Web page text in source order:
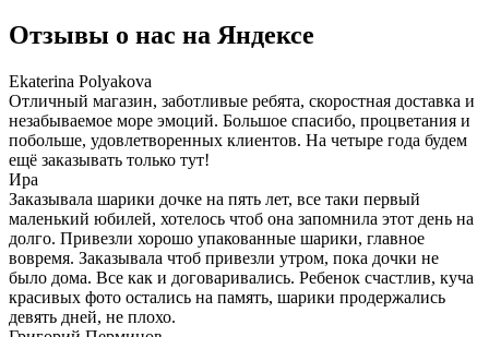
Отзывы о нас на Яндексе
Ekaterina Polyakova
Отличный магазин, заботливые ребята, скоростная доставка и
незабываемое море эмоций. Большое спасибо, процветания и
побольше, удовлетворенных клиентов. На четыре года будем
ещё заказывать только тут!
Ира
Заказывала шарики дочке на пять лет, все таки первый
маленький юбилей, хотелось чтоб она запомнила этот день на
долго. Привезли хорошо упакованные шарики, главное
вовремя. Заказывала чтоб привезли утром, пока дочки не
было дома. Все как и договаривались. Ребенок счастлив, куча
красивых фото остались на память, шарики продержались
девять дней, не плохо.